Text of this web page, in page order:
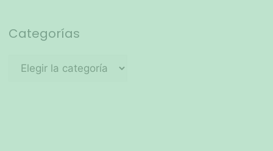
Categorías